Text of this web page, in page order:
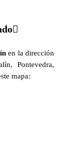
en la dirección
Pontevedra,
mapa: